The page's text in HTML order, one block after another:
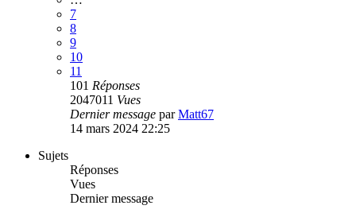
7
8
9
10
11
101 Réponses
2047011 Vues
Dernier message parMatt67
14 mars 2024 22:25
Sujets
Réponses
Vues
Dernier message